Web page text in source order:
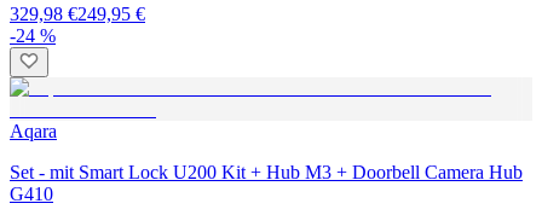
329,98 €249,95 €
-24 %
Aqara
Set - mit Smart Lock U200 Kit + Hub M3 + Doorbell Camera Hub
G410